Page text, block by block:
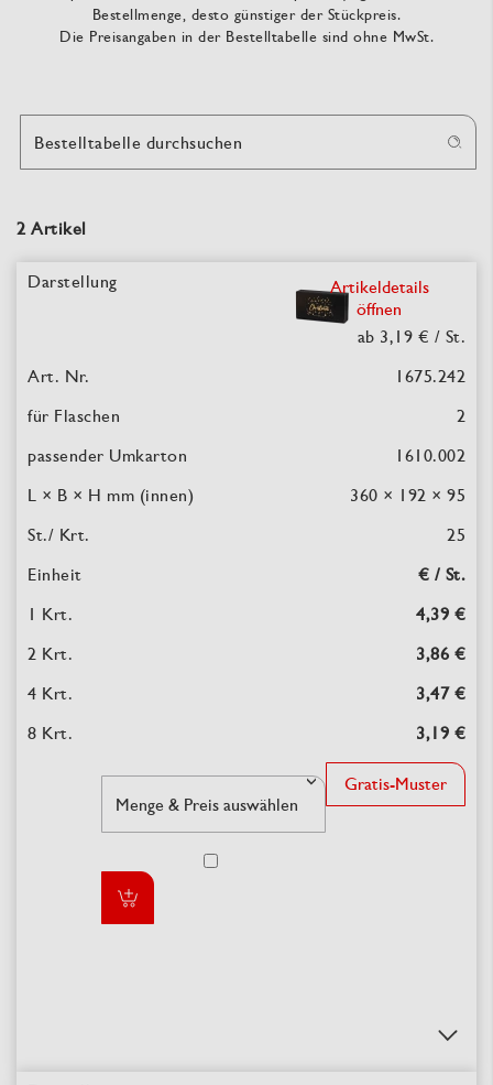
Bestellmenge, desto günstiger der Stückpreis.
Die Preisangaben in der Bestelltabelle sind ohne MwSt.
2 Artikel
Bestelltabelle durchsuchen
Artikeldetails
öffnen
ab 3,19 € / St.
1675.242
2
1610.002
360 × 192 × 95
25
€ / St.
4,39 €
3,86 €
3,47 €
3,19 €
Gratis-Muster